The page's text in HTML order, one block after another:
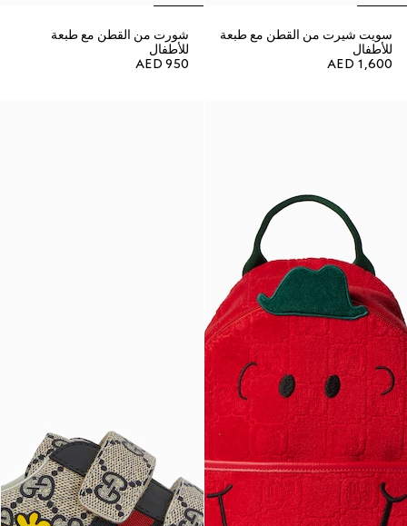
سويت شيرت من القطن مع طبعة
للأطفال
AED 1,600
شورت من القطن مع طبعة
للأطفال
AED 950